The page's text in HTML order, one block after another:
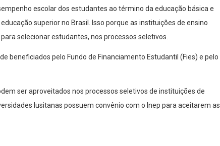
escolar dos estudantes ao término da educação básica e
superior no Brasil. Isso porque as instituições de ensino
selecionar estudantes, nos processos seletivos.
beneficiados pelo Fundo de Financiamento Estudantil (Fies) e pelo
ser aproveitados nos processos seletivos de instituições de
lusitanas possuem convênio com o Inep para aceitarem as